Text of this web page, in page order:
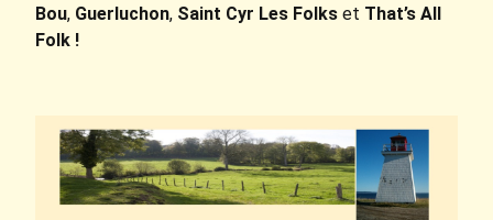
Bou, Guerluchon, Saint Cyr Les Folks et That’s All
Folk !